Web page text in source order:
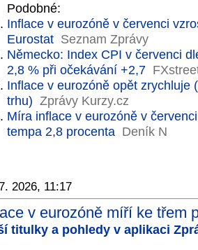
Podobné:
Inflace v eurozóně v červenci
Eurostat Seznam Zprávy
Německo: Index CPI v červenci
2,8 % při očekávání +2,7
Inflace v eurozóně opět zrychluje
trhu) Zprávy Kurzy.cz
Míra inflace v eurozóně v
tempa 2,8 procenta Deník N
2026, 11:17
v eurozóně míří ke třem
titulky a pohledy v aplikaci